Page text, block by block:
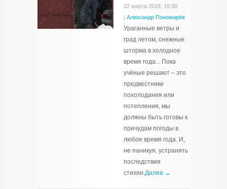
22 марта 2018, 16:30
| Александр Пономарёв
Ураганные ветры и
град летом, снежные
шторма в холодное
время года... Пока
учёные решают – это
предвестники
похолодания или
потепления, мы
должны быть готовы к
причудам погоды в
любое время года. И,
не паникуя, устранять
последствия
стихии.Далее →